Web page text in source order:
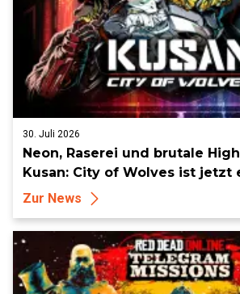
30. Juli 2026
Neon, Raserei und brutale
Kusan: City of Wolves ist jetzt
Zur News